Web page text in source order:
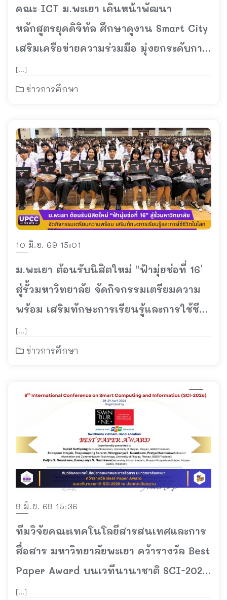
คณะ ICT ม.พะเยา เดินหน้าพัฒนา
หลักสูตรยุคดิจิทัล ศึกษาดูงาน Smart City
เสริมเครือข่ายความร่วมมือ มุ่งยกระดับการ
จัดการศึกษาและผลิตบัณฑิตที่มีสมรรถนะ
ด้านดิจิทัล
[…]
ข่าวการศึกษา
10 มิ.ย. 69 15:01
ม.พะเยา ต้อนรับนิสิตใหม่ “ฟ้ามุ่ยช่อที่ 16′
สู่รั้วมหาวิทยาลัย จัดกิจกรรมเตรียมความ
พร้อม เสริมทักษะการเรียนรู้และการใช้ชีวิต
ในโลกของการศึกษา
[…]
ข่าวการศึกษา
9 มิ.ย. 69 15:36
ทีมวิจัยคณะเทคโนโลยีสารสนเทศและการ
สื่อสาร มหาวิทยาลัยพะเยา คว้ารางวัล Best
Paper Award บนเวทีนานาชาติ SCI-2026
ณ ประเทศเวียดนาม
[…]